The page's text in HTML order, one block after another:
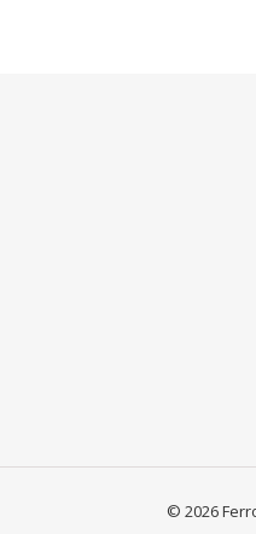
© 2026